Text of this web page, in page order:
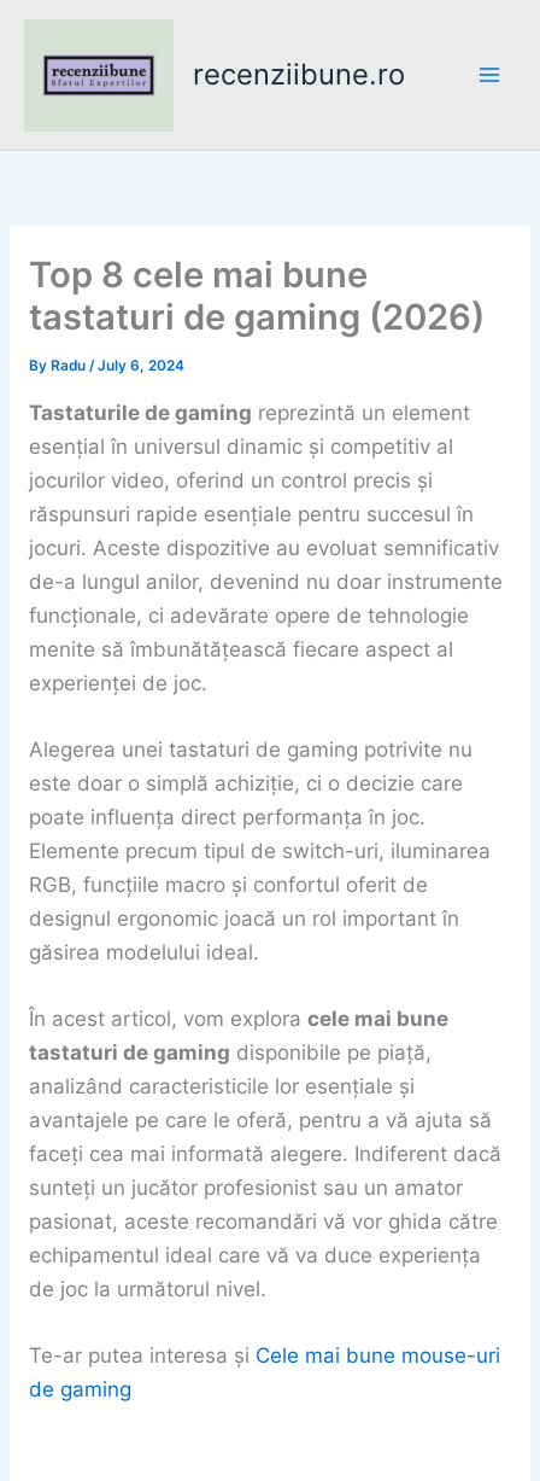
content
recenziibune.ro
Top 8 cele mai bune
tastaturi de gaming (2026)
By Radu /July 6, 2024
Tastaturile de gaming reprezintă un element
esențial în universul dinamic și competitiv al
jocurilor video, oferind un control precis și
răspunsuri rapide esențiale pentru succesul în
jocuri. Aceste dispozitive au evoluat semnificativ
de-a lungul anilor, devenind nu doar instrumente
funcționale, ci adevărate opere de tehnologie
menite să îmbunătățească fiecare aspect al
experienței de joc.
Alegerea unei tastaturi de gaming potrivite nu
este doar o simplă achiziție, ci o decizie care
poate influența direct performanța în joc.
Elemente precum tipul de switch-uri, iluminarea
RGB, funcțiile macro și confortul oferit de
designul ergonomic joacă un rol important în
găsirea modelului ideal.
În acest articol, vom explora cele mai bune
tastaturi de gaming disponibile pe piață,
analizând caracteristicile lor esențiale și
avantajele pe care le oferă, pentru a vă ajuta să
faceți cea mai informată alegere. Indiferent dacă
sunteți un jucător profesionist sau un amator
pasionat, aceste recomandări vă vor ghida către
echipamentul ideal care vă va duce experiența
de joc la următorul nivel.
Te-ar putea interesa și Cele mai bune mouse-uri
de gaming